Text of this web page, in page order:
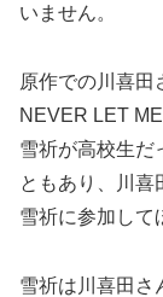
いません。
原作での川喜
NEVER LET ME
雪祈が高校生だ
ともあり、川喜
雪祈に参加して
雪祈は川喜田さ